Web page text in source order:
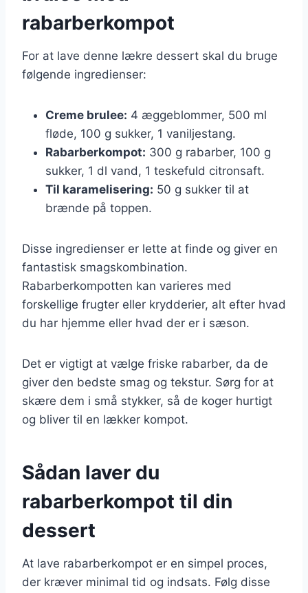
rabarberkompot
For at lave denne lækre dessert skal du bruge
følgende ingredienser:
Creme brulee: 4 æggeblommer, 500 ml
fløde, 100 g sukker, 1 vaniljestang.
Rabarberkompot: 300 g rabarber, 100 g
sukker, 1 dl vand, 1 teskefuld citronsaft.
Til karamelisering: 50 g sukker til at
brænde på toppen.
Disse ingredienser er lette at finde og giver en
fantastisk smagskombination.
Rabarberkompotten kan varieres med
forskellige frugter eller krydderier, alt efter hvad
du har hjemme eller hvad der er i sæson.
Det er vigtigt at vælge friske rabarber, da de
giver den bedste smag og tekstur. Sørg for at
skære dem i små stykker, så de koger hurtigt
og bliver til en lækker kompot.
Sådan laver du
rabarberkompot til din
dessert
At lave rabarberkompot er en simpel proces,
der kræver minimal tid og indsats. Følg disse